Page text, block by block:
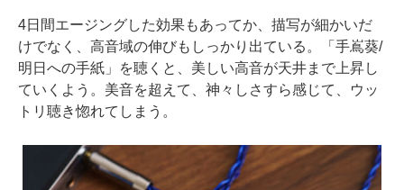
4日間エージングした効果もあってか、描写が細かいだ
けでなく、高音域の伸びもしっかり出ている。「手嶌葵/
明日への手紙」を聴くと、美しい高音が天井まで上昇し
ていくよう。美音を超えて、神々しさすら感じて、ウッ
トリ聴き惚れてしまう。